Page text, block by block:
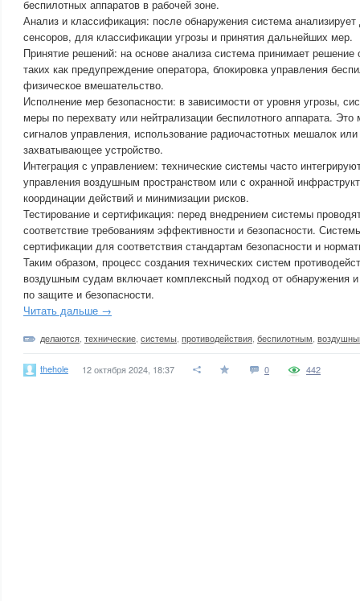
беспилотных аппаратов в рабочей зоне.
Анализ и классификация: после обнаружения система
сенсоров, для классификации угрозы и принятия дальнейших мер.
Принятие решений: на основе анализа система принимает
таких как предупреждение оператора, блокировка управления
физическое вмешательство.
Исполнение мер безопасности: в зависимости от уровня угрозы,
меры по перехвату или нейтрализации беспилотного аппарата.
сигналов управления, использование радиочастотных мешалок
захватывающее устройство.
Интеграция с управлением: технические системы часто
управления воздушным пространством или с охранной
координации действий и минимизации рисков.
Тестирование и сертификация: перед внедрением системы
соответствие требованиям эффективности и безопасности.
сертификации для соответствия стандартам безопасности и
Таким образом, процесс создания технических систем
воздушным судам включает комплексный подход от обнаружения
по защите и безопасности.
Читать дальше →
делаются технические системы противодействия беспилотным
thehole 12 октября 2024, 18:37 0 442